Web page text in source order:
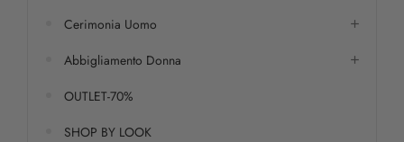
Cerimonia Uomo
Abbigliamento Donna
OUTLET-70%
SHOP BY LOOK